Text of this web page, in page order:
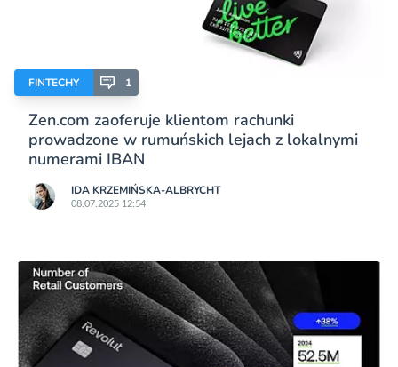
FINTECHY 1
Zen.com zaoferuje klientom rachunki
prowadzone w rumuńskich lejach z lokalnymi
numerami IBAN
IDA KRZEMIŃSKA-ALBRYCHT
08.07.2025 12:54